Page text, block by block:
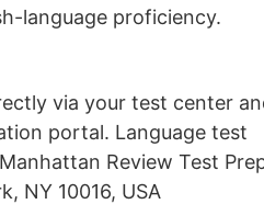
language proficiency.
via your test center
portal. Language test
Review Test
NY 10016, USA